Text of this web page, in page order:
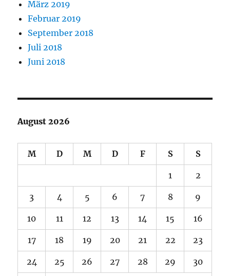
März 2019
Februar 2019
September 2018
Juli 2018
Juni 2018
August 2026
M D M D F S S
1 2
3 4 5 6 7 8 9
10 11 12 13 14 15 16
17 18 19 20 21 22 23
24 25 26 27 28 29 30